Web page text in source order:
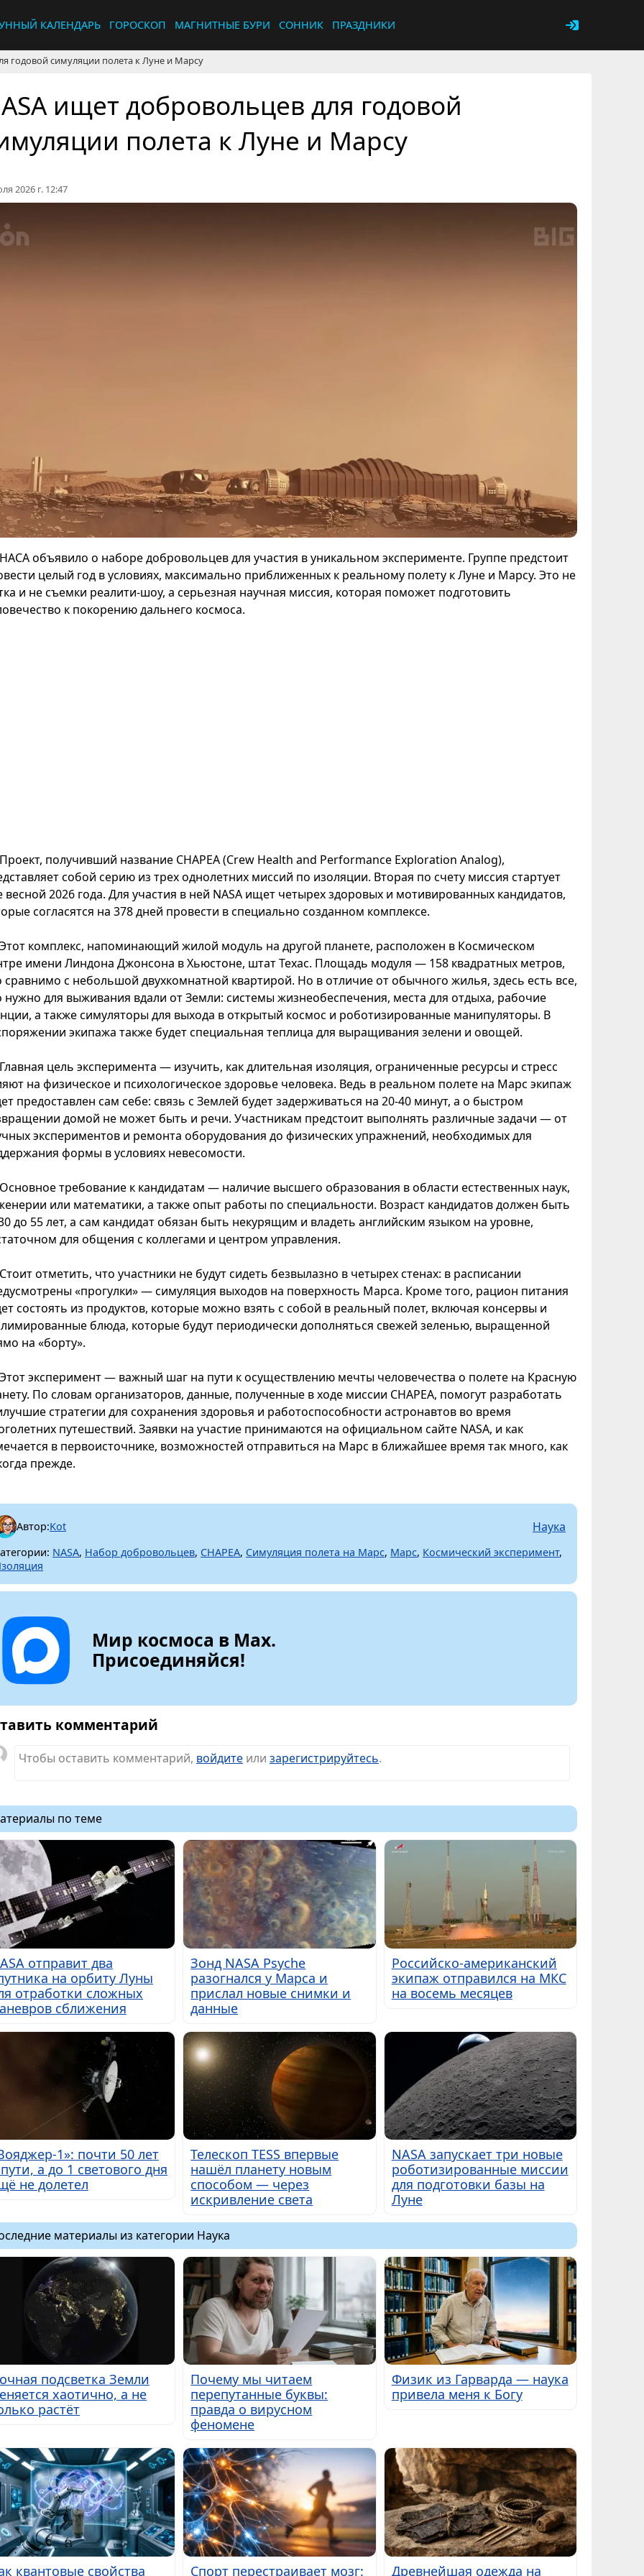
КАЛЕНДАРЬ ГОРОСКОП МАГНИТНЫЕ БУРИ СОННИК ПРАЗДНИКИ
годовой симуляции полета к Луне и Марсу
ищет добровольцев для годовой
полета к Луне и Марсу
2026 г. 12:47
НАСА объявило о наборе добровольцев для участия в уникальном эксперименте. Группе предстоит
целый год в условиях, максимально приближенных к реальному полету к Луне и Марсу. Это не
и не съемки реалити-шоу, а серьезная научная миссия, которая поможет подготовить
к покорению дальнего космоса.
Проект, получивший название CHAPEA (Crew Health and Performance Exploration Analog),
собой серию из трех однолетних миссий по изоляции. Вторая по счету миссия стартует
весной 2026 года. Для участия в ней NASA ищет четырех здоровых и мотивированных кандидатов,
согласятся на 378 дней провести в специально созданном комплексе.
Этот комплекс, напоминающий жилой модуль на другой планете, расположен в Космическом
имени Линдона Джонсона в Хьюстоне, штат Техас. Площадь модуля — 158 квадратных метров,
сравнимо с небольшой двухкомнатной квартирой. Но в отличие от обычного жилья, здесь есть все,
нужно для выживания вдали от Земли: системы жизнеобеспечения, места для отдыха, рабочие
а также симуляторы для выхода в открытый космос и роботизированные манипуляторы. В
экипажа также будет специальная теплица для выращивания зелени и овощей.
Главная цель эксперимента — изучить, как длительная изоляция, ограниченные ресурсы и стресс
на физическое и психологическое здоровье человека. Ведь в реальном полете на Марс экипаж
предоставлен сам себе: связь с Землей будет задерживаться на 20-40 минут, а о быстром
домой не может быть и речи. Участникам предстоит выполнять различные задачи — от
экспериментов и ремонта оборудования до физических упражнений, необходимых для
формы в условиях невесомости.
Основное требование к кандидатам — наличие высшего образования в области естественных наук,
или математики, а также опыт работы по специальности. Возраст кандидатов должен быть
до 55 лет, а сам кандидат обязан быть некурящим и владеть английским языком на уровне,
для общения с коллегами и центром управления.
Стоит отметить, что участники не будут сидеть безвылазно в четырех стенах: в расписании
«прогулки» — симуляция выходов на поверхность Марса. Кроме того, рацион питания
состоять из продуктов, которые можно взять с собой в реальный полет, включая консервы и
блюда, которые будут периодически дополняться свежей зеленью, выращенной
на «борту».
Этот эксперимент — важный шаг на пути к осуществлению мечты человечества о полете на Красную
По словам организаторов, данные, полученные в ходе миссии CHAPEA, помогут разработать
стратегии для сохранения здоровья и работоспособности астронавтов во время
путешествий. Заявки на участие принимаются на официальном сайте NASA, и как
в первоисточнике, возможностей отправиться на Марс в ближайшее время так много, как
прежде.
Автор:Kot Наука
NASA, Набор добровольцев, CHAPEA, Симуляция полета на Марс, Марс, Космический эксперимент,
Мир космоса в Max.
Присоединяйся!
комментарий
Чтобы оставить комментарий, войдите или зарегистрируйтесь.
по теме
отправит два
на орбиту Луны
отработки сложных
сближения
Зонд NASA Psyche
разогнался у Марса и
прислал новые снимки и
данные
Российско-американский
экипаж отправился на МКС
на восемь месяцев
1»: почти 50 лет
а до 1 светового дня
не долетел
Телескоп TESS впервые
нашёл планету новым
способом — через
искривление света
NASA запускает три новые
роботизированные миссии
для подготовки базы на
Луне
материалы из категории Наука
подсветка Земли
хаотично, а не
растёт
Почему мы читаем
перепутанные буквы:
правда о вирусном
феномене
Физик из Гарварда — наука
привела меня к Богу
квантовые свойства Спорт перестраивает мозг: Древнейшая одежда на